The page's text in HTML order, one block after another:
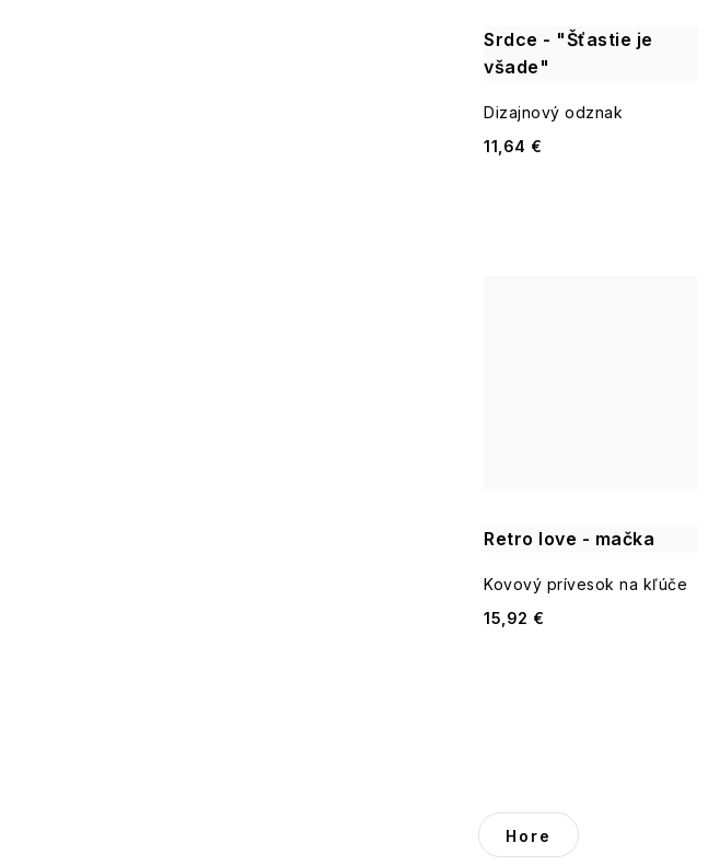
Srdce - "Šťastie je
všade"
Dizajnový odznak
11,64 €
Retro love - mačka
Kovový prívesok na kľúče
15,92 €
O
Hore